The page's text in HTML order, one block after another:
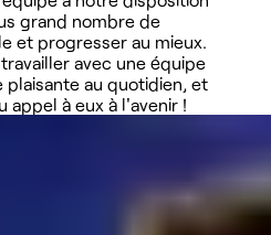
grand nombre de
et progresser au mieux.
avec une équipe
plaisante au quotidien, et
appel à eux à l'avenir !